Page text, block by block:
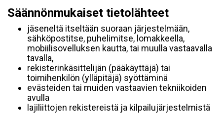
Säännönmukaiset tietolähteet
jäseneltä itseltään suoraan järjestelmään,
sähköpostitse, puhelimitse, lomakkeella,
mobiilisovelluksen kautta, tai muulla vastaavalla
tavalla,
rekisterinkäsittelijän (pääkäyttäjä) tai
toimihenkilön (ylläpitäjä) syöttäminä
evästeiden tai muiden vastaavien tekniikoiden
avulla
lajiliittojen rekistereistä ja kilpailujärjestelmistä